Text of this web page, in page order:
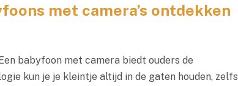
met camera’s ontdekken
babyfoon met camera biedt ouders de
kun je je kleintje altijd in de gaten houden, zelfs